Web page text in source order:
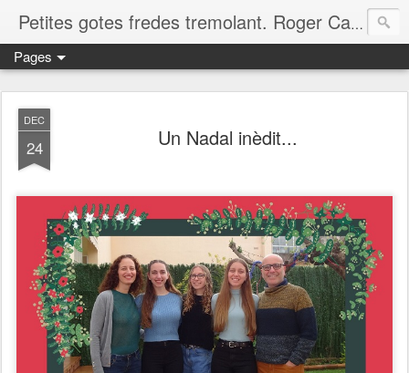
Petites gotes fredes tremolant. Roger Casero Gumbau. Girona
Pages
DEC
24 Un Nadal inèdit...